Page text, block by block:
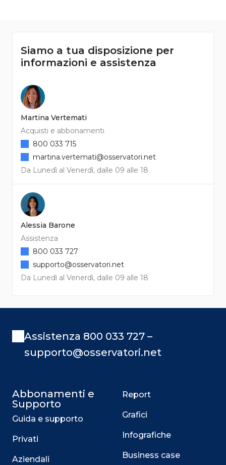
Siamo a tua disposizione per
informazioni e assistenza
Martina Vertemati
Acquisti e abbonamenti
Da Lunedì al Venerdì, dalle 09 alle 18
800 033 715
martina.vertemati@osservatori.net
Alessia Barone
Assistenza
Da Lunedì al Venerdì, dalle 09 alle 18
800 033 727
supporto@osservatori.net
Assistenza 800 033 727 –
supporto@osservatori.net
Abbonamenti e
Supporto
Guida e supporto
Privati
Aziendali
Report
Grafici
Infografiche
Business case